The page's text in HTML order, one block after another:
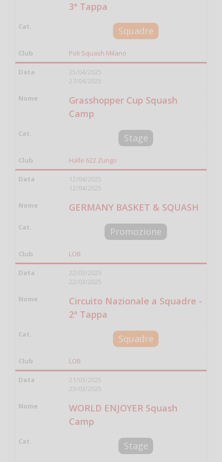
3ª Tappa
Squadre
Poli Squash Milano
25/04/2025
27/04/2025
Grasshopper Cup Squash
Camp
Stage
Halle 622 Zurigo
12/04/2025
12/04/2025
GERMANY BASKET & SQUASH
Promozione
LOB
22/03/2025
22/03/2025
Circuito Nazionale a Squadre -
2ª Tappa
Squadre
LOB
21/03/2025
23/03/2025
WORLD ENJOYER Squash
Camp
Stage